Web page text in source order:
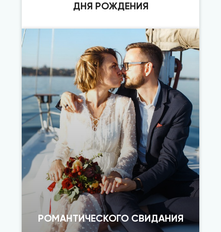
ДНЯ РОЖДЕНИЯ
РОМАНТИЧЕСКОГО СВИДАНИЯ